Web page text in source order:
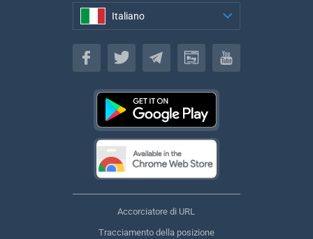
Italiano
Italiano
Accorciatore di URL
Tracciamento della posizione